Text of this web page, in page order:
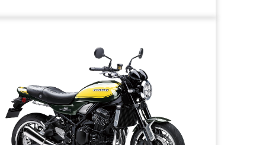
subliniază prezența motorului In-Line Four.